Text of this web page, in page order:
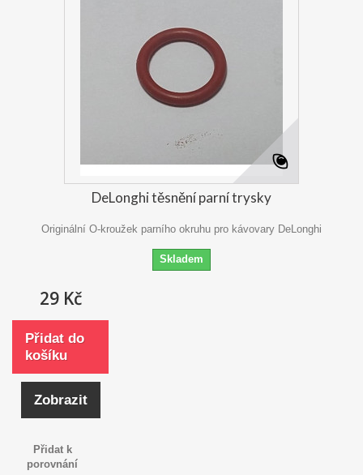
DeLonghi těsnění parní trysky
Originální O-kroužek parního okruhu pro kávovary DeLonghi
Skladem
29 Kč
Přidat do
košíku
Zobrazit
Přidat k
porovnání